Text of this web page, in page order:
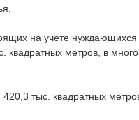
на учете
квадратных метров, в
420,3 тыс. квадратных